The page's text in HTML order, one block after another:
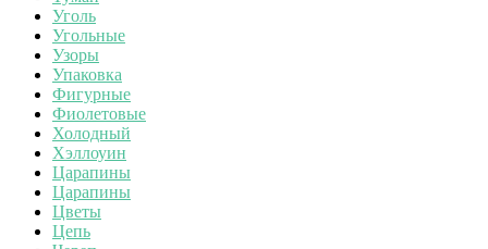
Уголь
Угольные
Узоры
Упаковка
Фигурные
Фиолетовые
Холодный
Хэллоуин
Царапины
Царапины
Цветы
Цепь